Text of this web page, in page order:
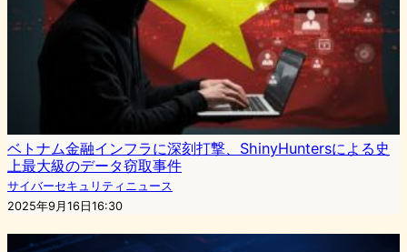
ベトナム金融インフラに深刻打撃、ShinyHuntersによる史
上最大級のデータ窃取事件
サイバーセキュリティニュース
2025年9月16日16:30